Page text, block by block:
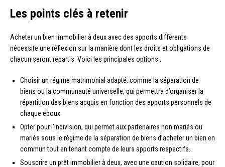
Les points clés à retenir
Acheter un bien immobilier à deux avec des apports différents
nécessite une réflexion sur la manière dont les droits et obligations de
chacun seront répartis. Voici les principales options :
Choisir un régime matrimonial adapté, comme la séparation de
biens ou la communauté universelle, qui permettra d’organiser la
répartition des biens acquis en fonction des apports personnels de
chaque époux.
Opter pour l’indivision, qui permet aux partenaires non mariés ou
mariés sous le régime de la séparation de biens d’acheter un bien en
commun tout en tenant compte de leurs apports respectifs.
Souscrire un prêt immobilier à deux, avec une caution solidaire, pour